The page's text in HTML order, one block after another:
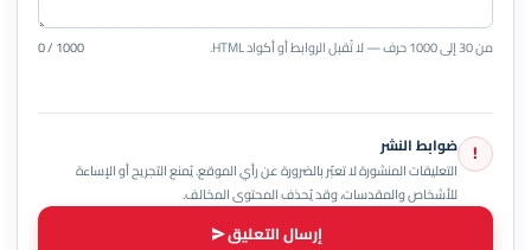
من 30 إلى 1000 حرف — لا تُقبل الروابط أو أكواد HTML. 0 / 1000
! ضوابط النشر
التعليقات المنشورة لا تعبّر بالضرورة عن رأي الموقع. يُمنع التجريح أو الإساءة
للأشخاص والمقدسات، وقد يُحذف المحتوى المخالف.
إرسال التعليق